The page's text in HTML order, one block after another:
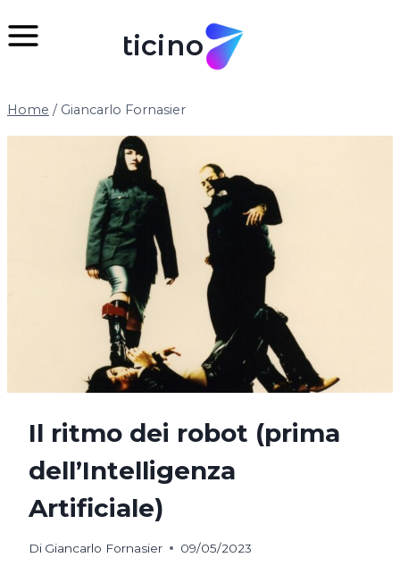
al
ticino
Home / Giancarlo Fornasier
Il ritmo dei robot (prima
dell’Intelligenza
Artificiale)
Di Giancarlo Fornasier 09/05/2023